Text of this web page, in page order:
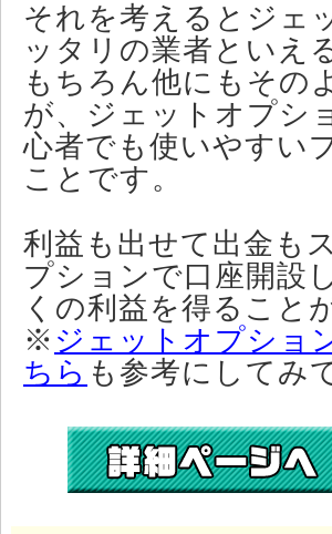
それを考えるとジェ
ッタリの業者といえ
もちろん他にもその
が、ジェットオプシ
心者でも使いやすい
ことです。
利益も出せて出金も
プションで口座開設
くの利益を得ること
※ ジェットオプショ
ちら も参考にしてみ